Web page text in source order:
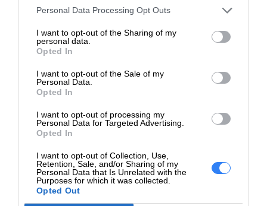
Personal Data Processing Opt Outs
I want to opt-out of the Sharing of my
personal data.
Opted In
I want to opt-out of the Sale of my
Personal Data.
Opted In
I want to opt-out of processing my
Personal Data for Targeted Advertising.
Opted In
I want to opt-out of Collection, Use,
Retention, Sale, and/or Sharing of my
Personal Data that Is Unrelated with the
Purposes for which it was collected.
Opted Out
Cechy Ciche kliknięcie
Rozszerzenie / połączenie
Interfejsy
Różne
zestawie
1 bateria AA
Typ Typu AA
Czas
działania (do)